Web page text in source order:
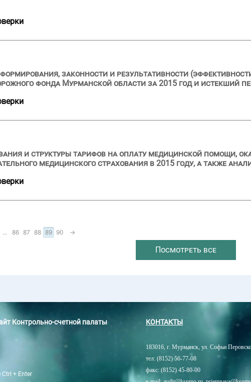
законности и результативности
фонда Мурманской области за 2015 год и истекший
и структуры тарифов на оплату медицинской помощи,
медицинского страхования в 2015 году, а также
... 86 87 88 89 90 →
Посмотреть все
Контрольно-счетной палаты
+ Enter
КОНТАКТЫ
183016, г. Мурманск, ул. Софьи
тел: (8152) 56-77-08
факс: (8152) 45-80-00